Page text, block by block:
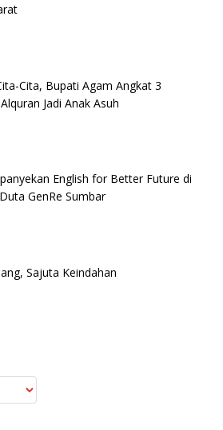
Cita, Bupati Agam Angkat 3
Jadi Anak Asuh
English for Better Future di
GenRe Sumbar
Sajuta Keindahan